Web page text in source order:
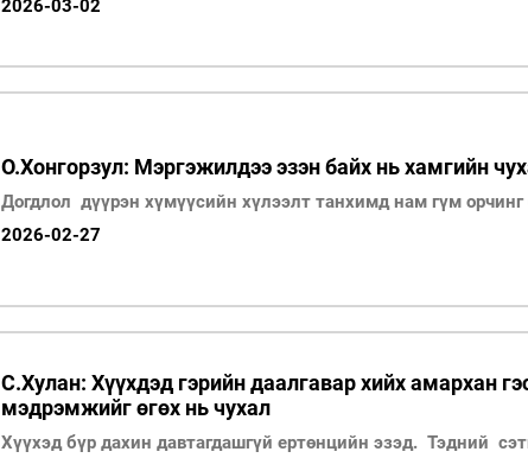
2026-03-02
О.Хонгорзул: Мэргэжилдээ эзэн байх нь хамгийн
Догдлол дүүрэн хүмүүсийн хүлээлт танхимд нам гүм орчинг
2026-02-27
С.Хулан: Хүүхдэд гэрийн даалгавар хийх амархан
мэдрэмжийг өгөх нь чухал
Хүүхэд бүр дахин давтагдашгүй ертөнцийн эзэд. Тэдний